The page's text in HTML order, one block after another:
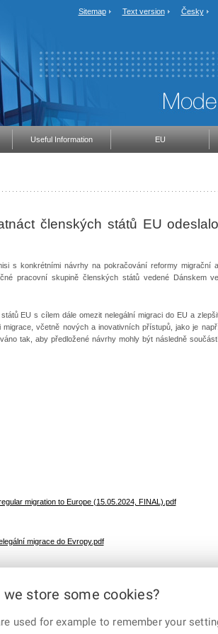
Sitemap Text version Česky
Useful Information EU
členských států EU odeslalo
s konkrétními návrhy na pokračování reformy migrační a
pracovní skupině členských států vedené Dánskem ve
EU s cílem dále omezit nelegální migraci do EU a
včetně nových a inovativních přístupů, jako je např.
tak, aby předložené návrhy mohly být následně
migration to Europe (15.05.2024, FINAL).pdf
migrace do Evropy.pdf
Corp.
we store some cookies?
used for example to remember your